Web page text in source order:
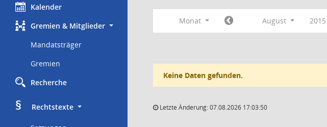
Kalender
Gremien & Mitglieder
Mandatsträger
Gremien
Recherche
§
     Rechtstexte
Monat August 2015
Keine Daten gefunden.
Letzte Änderung: 07.08.2026 17:03:50